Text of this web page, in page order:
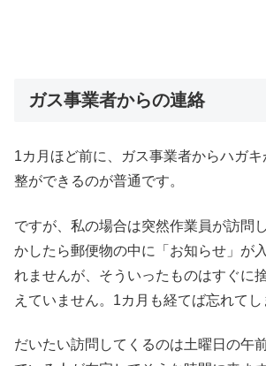
ガス事業者からの連絡
1カ月ほど前に、ガス事業者からハガ
整ができるのが普通です。
ですが、私の場合は突然作業員が訪問
かしたら郵便物の中に「お知らせ」が
れませんが、そういったものはすぐに
えていません。1カ月も経てば忘れてし
だいたい訪問してくるのは土曜日の午